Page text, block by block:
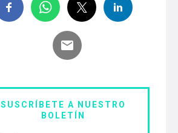
SUSCRÍBETE A NUESTRO
BOLETÍN